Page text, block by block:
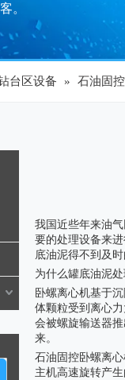
。
台区设备 » 石油固
我国近些年来油
要的处理设备来
底油泥得不到及
为什么罐底油泥
卧螺离心机基于
体颗粒受到离心
会被螺旋输送器
来。
石油固控卧螺离
主机高速旋转产